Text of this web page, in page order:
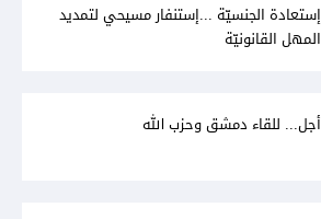
إستعادة الجنسيّة ...إستنفار مسيحي لتمديد
المهل القانونيّة
أجل... للقاء دمشق وحزب الله